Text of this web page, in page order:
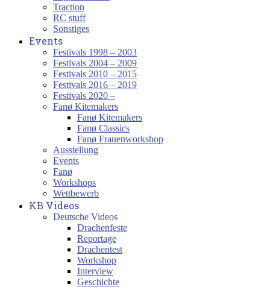
Traction
RC stuff
Sonstiges
Events
Festivals 1998 – 2003
Festivals 2004 – 2009
Festivals 2010 – 2015
Festivals 2016 – 2019
Festivals 2020 –
Fanø Kitemakers
Fanø Kitemakers
Fanø Classics
Fanø Frauenworkshop
Ausstellung
Events
Fanø
Workshops
Wettbewerb
KB Videos
Deutsche Videos
Drachenfeste
Reportage
Drachentest
Workshop
Interview
Geschichte